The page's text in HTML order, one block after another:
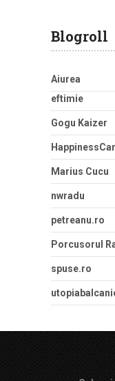
Blogroll
Aiurea
eftimie
Gogu Kaizer
Marius Cucu
nwradu
petreanu.ro
Porcusorul
spuse.ro